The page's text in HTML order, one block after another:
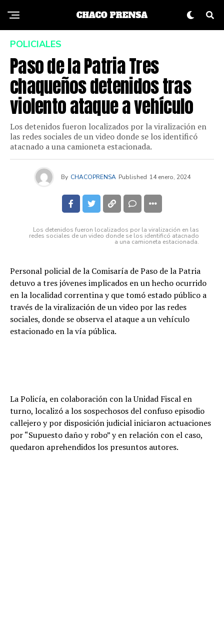
POLICIALES
Paso de la Patria Tres
chaqueños detenidos tras
violento ataque a vehículo
Los detenidos fueron localizados por la viralización en
las redes sociales de un video donde se los identificó
atacnado a una camioneta estacionada.
By CHACOPRENSA Published 14 enero, 2024
Los detenidos fueron localizados por la viralización en las
redes sociales de un video donde se los identificó atacnado
a una camioneta estacionada.
Personal policial de la Comisaría de Paso de la Patria
detuvo a tres jóvenes implicados en un hecho ocurrido
en la localidad correntina y que tomó estado público a
través de la viralización de un video por las redes
sociales, donde se observa el ataque a un vehículo
estacionado en la vía pública.
La Policía, en colaboración con la Unidad Fiscal en
turno, localizó a los sospechosos del confuso episodio
callejero y por disposición judicial iniciaron actuaciones
por “Supuesto daño y robo” y en relación con el caso,
quedaron aprehendidos los presuntos autores.